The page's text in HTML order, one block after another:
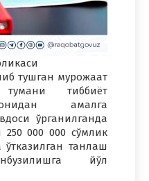
тушган мурожаат
тиббиёт
амалга
ўрганилганда
000 000 сўмлик
танлаш
йўл